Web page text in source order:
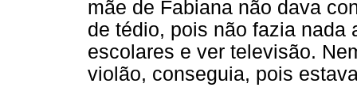
mãe de Fabiana não dava
de tédio, pois não fazia nada
escolares e ver televisão.
violão, conseguia, pois